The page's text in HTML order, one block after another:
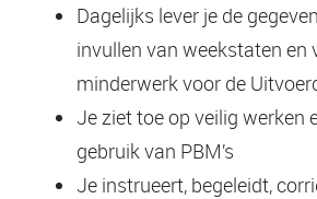
Dagelijks lever je de
invullen van weekstaten en
minderwerk voor de
Je ziet toe op veilig werken
gebruik van PBM’s
Je instrueert, begeleidt,